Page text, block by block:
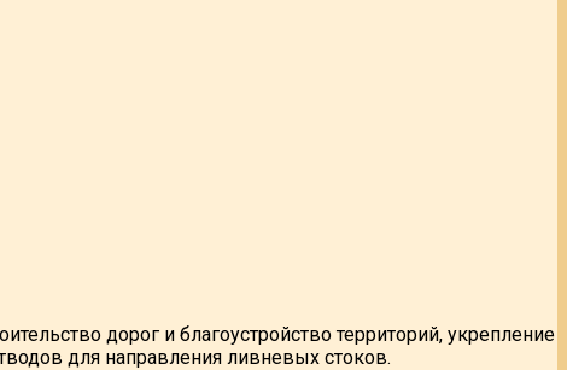
дорог и благоустройство территорий, укрепление
для направления ливневых стоков.